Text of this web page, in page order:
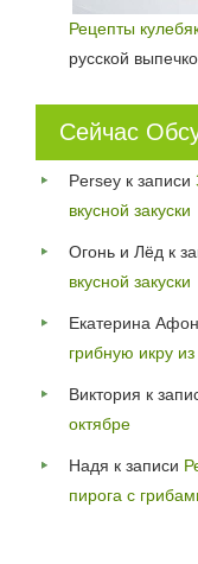
Рецепты
русской
Сейчас
Persey к записи
вкусной закуски
Огонь и Лёд к
вкусной закуски
Екатерина
грибную икру
Виктория к
октябре
Надя к записи
пирога с